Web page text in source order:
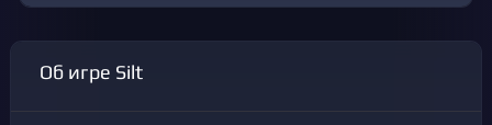
Об игре Silt